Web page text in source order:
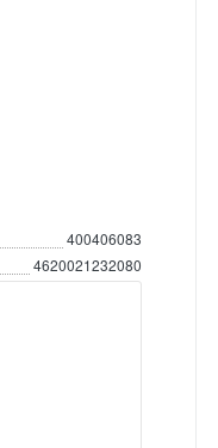
400406083
4620021232080